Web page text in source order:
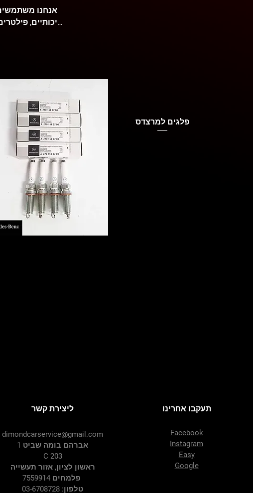
איכותיים,
פלגים למרצדס
ליצירת קשר
dimondcarservice@gmail.com
אברהם בומה שביט 1
C 203
ראשון לציון, אזור תעשייה
טלפון: 03-6708728
תעקבו אחרינו
Facebook
Instagram
Easy
Google